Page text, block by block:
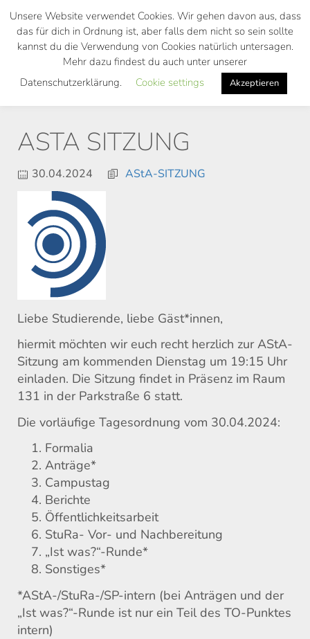
Skip
main
ASTA SITZUNG
30.04.2024 AStA-SITZUNG
Liebe Studierende, liebe Gäst*innen,
hiermit möchten wir euch recht herzlich zur AStA-
Sitzung am kommenden Dienstag um 19:15 Uhr
einladen. Die Sitzung findet in Präsenz im Raum
131 in der Parkstraße 6 statt.
Die vorläufige Tagesordnung vom 30.04.2024:
Formalia
Anträge*
Campustag
Berichte
Öffentlichkeitsarbeit
StuRa- Vor- und Nachbereitung
„Ist was?“-Runde*
Sonstiges*
*AStA-/StuRa-/SP-intern (bei Anträgen und der
„Ist was?“-Runde ist nur ein Teil des TO-Punktes
intern)
Unsere Website verwendet Cookies. Wir gehen davon aus, dass
das für dich in Ordnung ist, aber falls dem nicht so sein sollte
kannst du die Verwendung von Cookies natürlich untersagen.
Mehr dazu findest du auch unter unserer
Datenschutzerklärung.
Cookie settings Akzeptieren